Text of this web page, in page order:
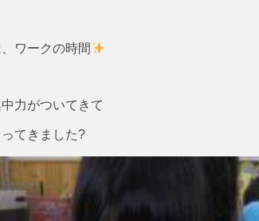
ワークの時間
力がついてきて
てきました?